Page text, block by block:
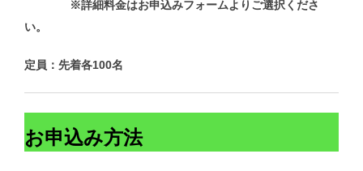
※詳細料金はお申込みフォームよりご選択くださ
い。
定員：先着各100名
お申込み方法